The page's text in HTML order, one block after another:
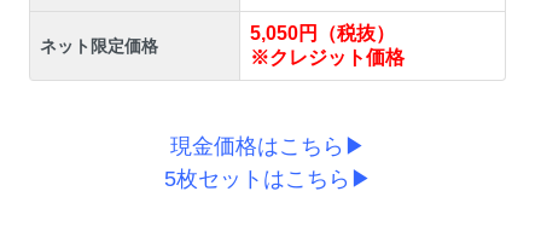
ネット限定価格
5,050円（税抜）
※クレジット価格
現金価格はこちら▶
5枚セットはこちら▶